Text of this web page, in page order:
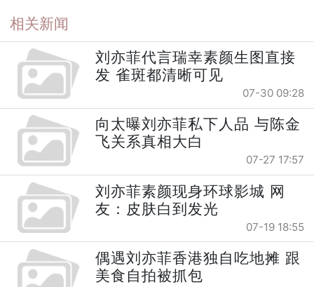
相关新闻
刘亦菲代言瑞幸素颜生图直接
发 雀斑都清晰可见
07-30 09:28
向太曝刘亦菲私下人品 与陈金
飞关系真相大白
07-27 17:57
刘亦菲素颜现身环球影城 网
友：皮肤白到发光
07-19 18:55
偶遇刘亦菲香港独自吃地摊 跟
美食自拍被抓包